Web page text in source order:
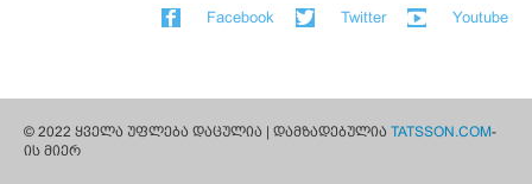
Facebook Twitter Youtube
© 2022 ყველა უფლება დაცულია | დამზადებულია TATSSON.COM-
ის მიერ